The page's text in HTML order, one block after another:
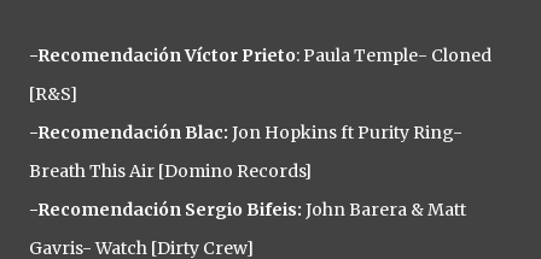
-Recomendación Víctor Prieto: Paula Temple- Cloned
[R&S]
-Recomendación Blac: Jon Hopkins ft Purity Ring-
Breath This Air [Domino Records]
-Recomendación Sergio Bifeis: John Barera & Matt
Gavris- Watch [Dirty Crew]